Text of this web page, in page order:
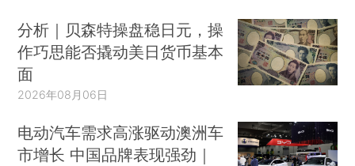
分析｜贝森特操盘稳日元，操
作巧思能否撬动美日货币基本
面
2026年08月06日
电动汽车需求高涨驱动澳洲车
市增长 中国品牌表现强劲｜